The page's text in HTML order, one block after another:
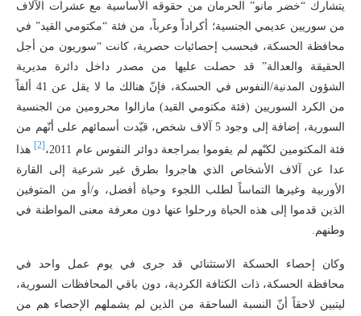
يتشارك “خضر مانو” الحرمان من حقوقه الأساسية مع عشرات الآلاف
من سوريين عديمي الجنسية؛ أكراداً وعرباً، من فئة “مكتومي القيد” في
محافظة الحسكة، فبحسب إحصائيات حصرية، كانت “سوريون من أجل
الحقيقة والعدالة” قد حصلت عليها من مصدر داخل دائرة مديرية
الشؤون المدنية/النفوس في الحسكة، فإنّ هنالك ما لا يقل عن 41 ألفاً
من الكرد السوريين (فئة مكتومي القيد) مازالوا محرومين من الجنسية
السورية، إضافة إلى وجود 5 آلاف شخص، قيّدت أسمائهم على أنّهم من
فئة المكتومين لكنّهم لم يقوموا بمراجعة دوائر النفوس عام 2011،
هذا
عدا عن آلاف الأشخاص الذي هاجروا بطرق غير شرعية إلى القارة
الأوربية وغيرها التماساً لطلب اللجوء وحياة أفضل، و/أو من المتوفين
الذين قدموا إلى هذه الحياة ورحلوا عنها دون معرفة معنى المواطنة في
وطنهم.
وكان إحصاء الحسكة الاستثنائي قد جرى في يوم عمل واحد في
محافظة الحسكة، ذات الكثافة الكردية، دون باقي المحافظات السورية،
ليتبين لاحقاً أنّ النسبة الساحقة من الذين لم يشملهم الإحصاء هم من